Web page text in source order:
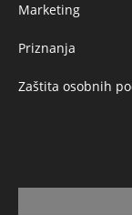
Marketing
Priznanja
Zaštita osobnih